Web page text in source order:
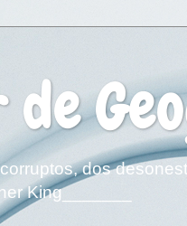
de
dos
King_______